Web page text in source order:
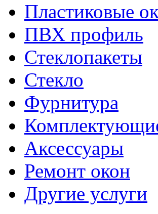
Пластиковые
ПВХ профиль
Стеклопакеты
Стекло
Фурнитура
Аксессуары
Ремонт окон
Другие услуги